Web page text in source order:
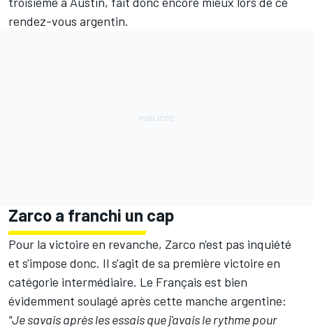
rendez-vous argentin.
Zarco a franchi un cap
Pour la victoire en revanche, Zarco n'est pas inquiété
et s'impose donc. Il s'agit de sa première victoire en
catégorie intermédiaire. Le Français est bien
évidemment soulagé après cette manche argentine:
"Je savais après les essais que j'avais le rythme pour